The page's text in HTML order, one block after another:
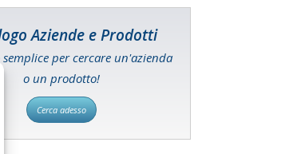
Aziende e Prodotti
per cercare un'azienda
o un prodotto!
Cerca adesso